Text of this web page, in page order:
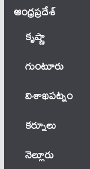
ఆంధ్ర‌ప్ర‌దేశ్
కృష్ణా
గుంటూరు
విశాఖపట్నం
కర్నూలు
నెల్లూరు